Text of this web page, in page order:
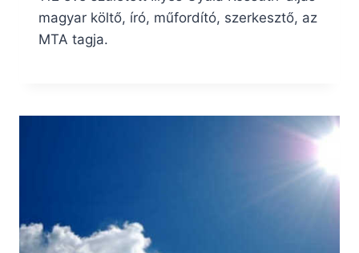
magyar költő, író, műfordító, szerkesztő, az
MTA tagja.